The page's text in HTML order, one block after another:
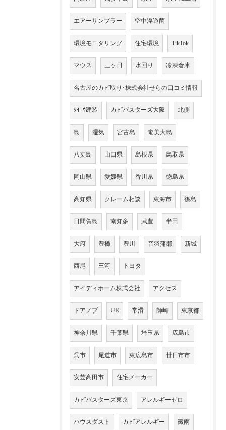
エアーサンプラー 空中浮遊菌
環境モニタリング 住宅環境 TikTok
マウス 三ヶ日 水回り 冷凍倉庫
名古屋のカビ取り･株式会社せらの口コミ情報
ﾀｲｺｳ建装 カビバスターズ大阪 北側
島 湿気 宮古島 奄美大島
八丈島 山口県 島根県 鳥取県
岡山県 愛媛県 香川県 徳島県
高知県 クレーム相談 東海市 篠島
日間賀島 南知多 武豊 半田
大府 豊橋 豊川 音羽蒲郡 新城
西尾 三河 トヨタ
アイディホーム株式会社 アクセス
ドアノブ UR 常滑 師崎 東京都
神奈川県 千葉県 埼玉県 広島市
呉市 尾道市 東広島市 廿日市市
安芸高田市 住宅メーカー
カビバスターズ東京 アレルギーゼロ
ハウスダスト カビアレルギー 黴雨